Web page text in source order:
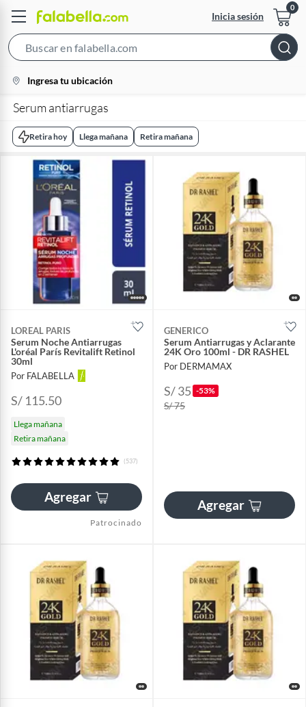
Inicia sesión
Bar
location-
icon
Ingresa tu ubicación
Serum antiarrugas
Retira hoy Llega mañana Retira mañana
LOREAL PARIS
Serum Noche Antiarrugas
L'oréal París Revitalift Retinol
30ml
Por FALABELLA
S/ 115.50
Llega mañana
Retira mañana
(537)
Agregar
Patrocinado
GENERICO
Serum Antiarrugas y Aclarante
24K Oro 100ml - DR RASHEL
Por DERMAMAX
S/ 35 -53%
S/ 75
Agregar